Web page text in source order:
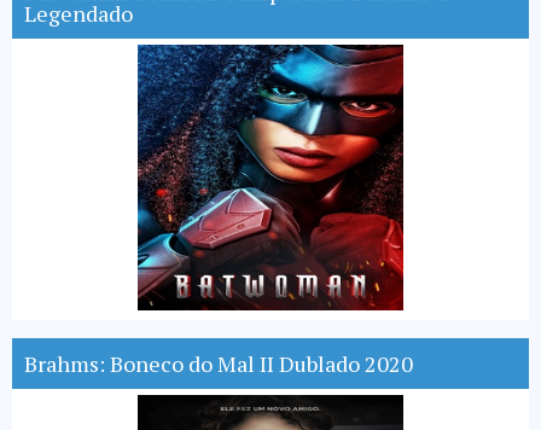
Legendado
Brahms: Boneco do Mal II Dublado 2020